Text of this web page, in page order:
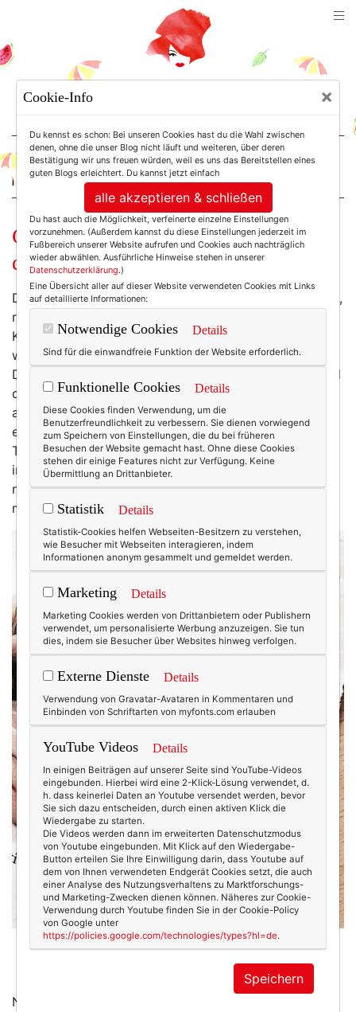
For Women. Not Girls.
Clouds am Modehimmel. (Eine fast
digitale Modekolumne.)
Die Fashion Weeks, auf denen mit aufwendigen Shows,
rosé Champagner und kalorienfreien Fingerfood-
Kreationen die kommenden Modetrends geboren
werden, dürften bald der Vergangenheit angehören.
Denn Google plant ins Modebusiness einzusteigen und
die Branche mit seinen „Fashion Leaks“ ganz neu
aufzurollen. Damit dürften dann Karl und Wolfgang
endlich so alt aussehen, wie sie tatsächlich sind. Was
Trend ist, so verlautete aus dem Google-Headquarter
im kalifornischen Mountain View, würden in Zukunft
nicht mehr Modedesigner ansagen, sondern
mathematische Algorithmen.
Fashion Leaks statt Fashion Weeks? Darüber
spekuliere ich in meiner neuen Kolumne.
Noch scheint die Formel allerdings nicht ganz
Cookie-Info ×
Du kennst es schon: Bei unseren Cookies hast du die Wahl zwischen
denen, ohne die unser Blog nicht läuft und weiteren, über deren
Bestätigung wir uns freuen würden, weil es uns das Bereitstellen eines
guten Blogs erleichtert. Du kannst jetzt einfach
alle akzeptieren & schließen
Du hast auch die Möglichkeit, verfeinerte einzelne Einstellungen
vorzunehmen. (Außerdem kannst du diese Einstellungen jederzeit im
Fußbereich unserer Website aufrufen und Cookies auch nachträglich
wieder abwählen. Ausführliche Hinweise stehen in unserer
Datenschutzerklärung.)
Eine Übersicht aller auf dieser Website verwendeten Cookies mit Links
auf detaillierte Informationen:
Notwendige Cookies Details
Sind für die einwandfreie Funktion der Website erforderlich.
Funktionelle Cookies Details
Diese Cookies finden Verwendung, um die
Benutzerfreundlichkeit zu verbessern. Sie dienen vorwiegend
zum Speichern von Einstellungen, die du bei früheren
Besuchen der Website gemacht hast. Ohne diese Cookies
stehen dir einige Features nicht zur Verfügung. Keine
Übermittlung an Drittanbieter.
Statistik Details
Statistik-Cookies helfen Webseiten-Besitzern zu verstehen,
wie Besucher mit Webseiten interagieren, indem
Informationen anonym gesammelt und gemeldet werden.
Marketing Details
Marketing Cookies werden von Drittanbietern oder Publishern
verwendet, um personalisierte Werbung anzuzeigen. Sie tun
dies, indem sie Besucher über Websites hinweg verfolgen.
Externe Dienste Details
Verwendung von Gravatar-Avataren in Kommentaren und
Einbinden von Schriftarten von myfonts.com erlauben
YouTube Videos Details
In einigen Beiträgen auf unserer Seite sind YouTube-Videos
eingebunden. Hierbei wird eine 2-Klick-Lösung verwendet, d.
h. dass keinerlei Daten an Youtube versendet werden, bevor
Sie sich dazu entscheiden, durch einen aktiven Klick die
Wiedergabe zu starten.
Die Videos werden dann im erweiterten Datenschutzmodus
von Youtube eingebunden. Mit Klick auf den Wiedergabe-
Button erteilen Sie Ihre Einwilligung darin, dass Youtube auf
dem von Ihnen verwendeten Endgerät Cookies setzt, die auch
einer Analyse des Nutzungsverhaltens zu Marktforschungs-
und Marketing-Zwecken dienen können. Näheres zur Cookie-
Verwendung durch Youtube finden Sie in der Cookie-Policy
von Google unter
https://policies.google.com/technologies/types?hl=de.
Speichern